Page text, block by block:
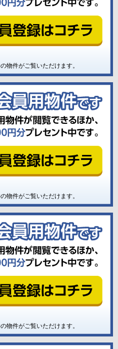
物件がご覧いただけます。
物件がご覧いただけます。
物件がご覧いただけます。